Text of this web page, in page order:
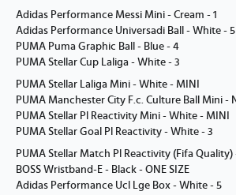
Adidas Performance Messi Mini - Cream - 1
Adidas Performance Universadi Ball - White - 5
PUMA Puma Graphic Ball - Blue - 4
PUMA Stellar Cup Laliga - White - 3
PUMA Stellar Laliga Mini - White - MINI
PUMA Manchester City F.c. Culture Ball Mini -
PUMA Stellar Pl Reactivity Mini - White - MINI
PUMA Stellar Goal Pl Reactivity - White - 3
PUMA Stellar Match Pl Reactivity (Fifa
BOSS Wristband-E - Black - ONE SIZE
Adidas Performance Ucl Lge Box - White - 5